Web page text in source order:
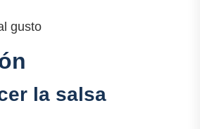
gusto
la salsa